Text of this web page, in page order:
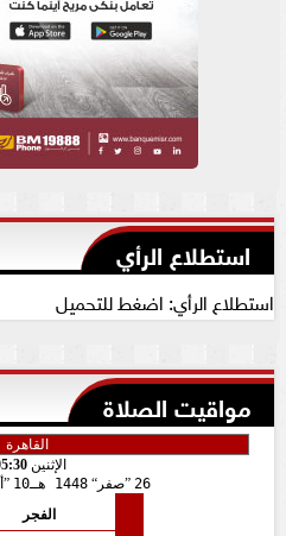
استطلاع الرأي
استطلاع الرأي: اضغط للتحميل
مواقيت الصلاة
الإثنين 05:30
26
صفر 1448 هـ 10
الفجر